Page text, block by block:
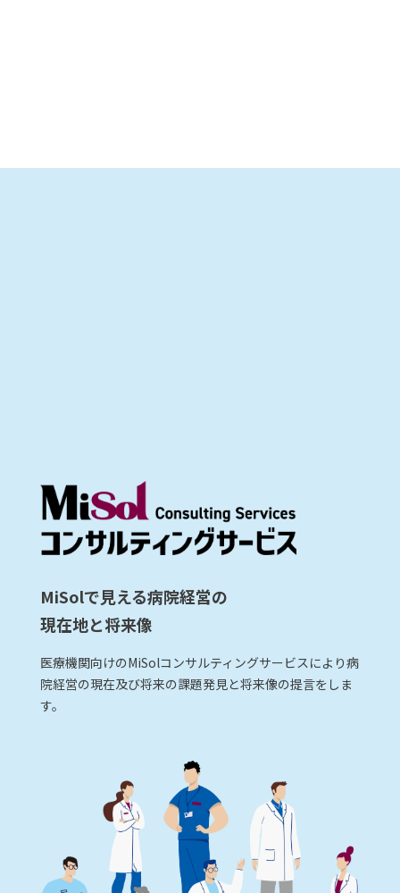
MiSolで見える病院経営の
現在地と将来像
医療機関向けのMiSolコンサルティングサービスにより病
院経営の現在及び将来の課題発見と将来像の提言をしま
す。